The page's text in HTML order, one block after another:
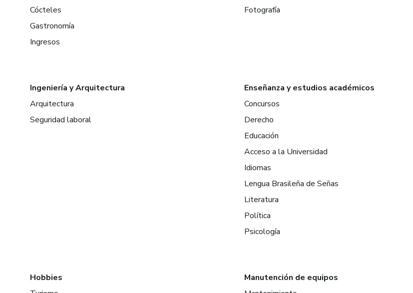
Cócteles
Gastronomía
Ingresos
Fotografía
Ingeniería y Arquitectura
Arquitectura
Seguridad laboral
Enseñanza y estudios académicos
Concursos
Derecho
Educación
Acceso a la Universidad
Idiomas
Lengua Brasileña de Señas
Literatura
Política
Psicología
Hobbies
Manutención de equipos